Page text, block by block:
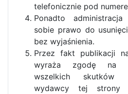
telefonicznie pod
Ponadto
sobie prawo do
bez wyjaśnienia.
Przez fakt publikacji
wyraża zgodę na
wszelkich skutków
wydawcy tej strony